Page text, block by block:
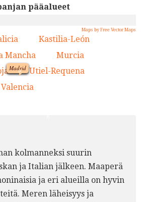
pääalueet
Madrid
1.
5.
7.
Maps by Free Vector Maps
Kastilia-León
Mancha Murcia
9. Utiel-Requena
Valencia
kolmanneksi suurin
ja Italian jälkeen. Maaperä
ja eri alueilla on hyvin
Meren läheisyys ja